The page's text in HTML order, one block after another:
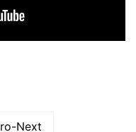
Next